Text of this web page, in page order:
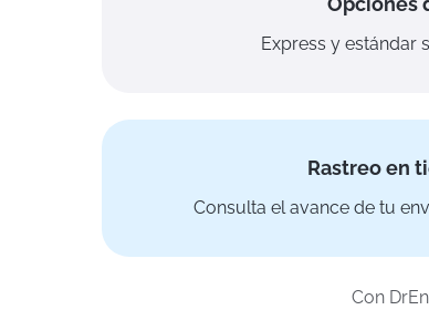
Express y estándar
Rastreo en
Consulta el avance de tu
Con